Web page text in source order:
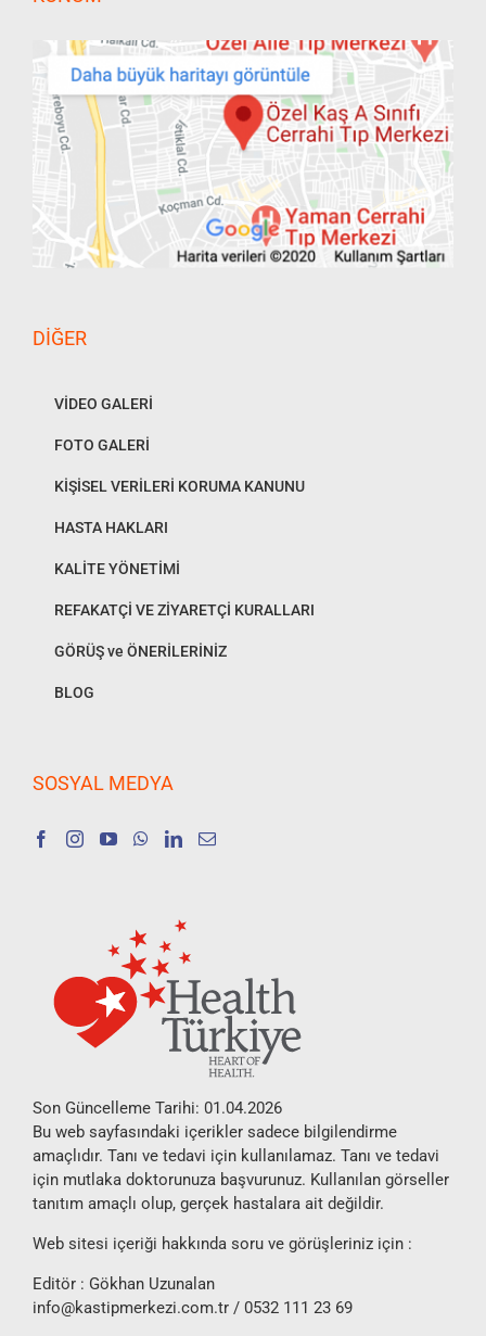
DIĞER
VİDEO GALERİ
FOTO GALERİ
KİŞİSEL VERİLERİ KORUMA KANUNU
HASTA HAKLARI
KALİTE YÖNETİMİ
REFAKATÇİ VE ZİYARETÇİ KURALLARI
GÖRÜŞ ve ÖNERİLERİNİZ
BLOG
SOSYAL MEDYA
Son Güncelleme Tarihi: 01.04.2026
Bu web sayfasındaki içerikler sadece bilgilendirme
amaçlıdır. Tanı ve tedavi için kullanılamaz. Tanı ve tedavi
için mutlaka doktorunuza başvurunuz. Kullanılan görseller
tanıtım amaçlı olup, gerçek hastalara ait değildir.
Web sitesi içeriği hakkında soru ve görüşleriniz için :
Editör : Gökhan Uzunalan
info@kastipmerkezi.com.tr / 0532 111 23 69